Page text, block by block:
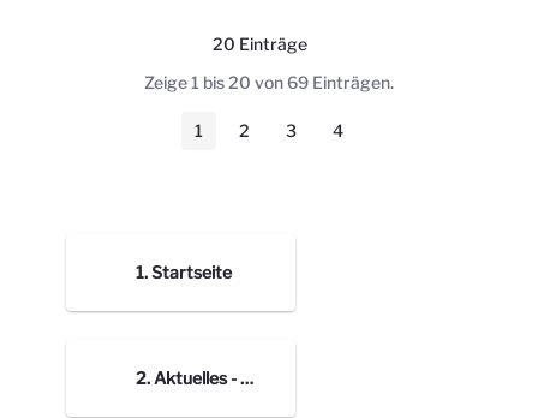
20 Einträge
Pro Seite
Zeige 1 bis 20 von 69 Einträgen.
Seite
1 Seite
2 Seite
3 Seite
4
1. Startseite
2. Aktuelles - Bilder Blogbeiträge